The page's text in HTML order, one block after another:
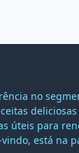
no
úteis para
está na